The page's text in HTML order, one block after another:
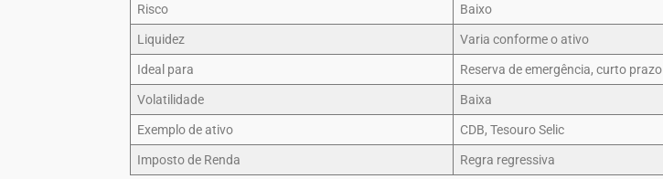
Risco Baixo
Liquidez Varia conforme o ativo
Ideal para Reserva de emergência, curto prazo
Volatilidade Baixa
Exemplo de ativo CDB, Tesouro Selic
Imposto de Renda Regra regressiva